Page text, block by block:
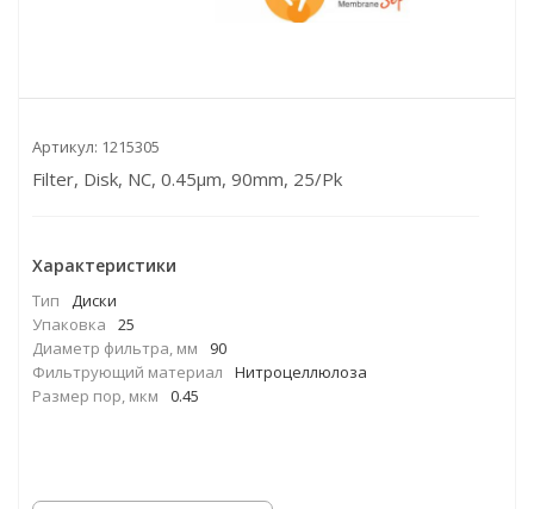
Артикул: 1215305
Filter, Disk, NC, 0.45µm, 90mm, 25/Pk
Характеристики
Тип
Диски
Упаковка
25
Диаметр фильтра, мм
90
Фильтрующий материал
Нитроцеллюлоза
Размер пор, мкм
0.45